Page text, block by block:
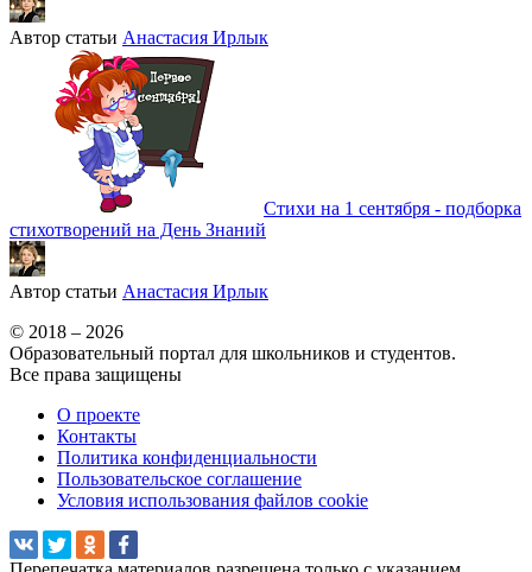
Автор статьи Анастасия Ирлык
Стихи на 1 сентября - подборка
стихотворений на День Знаний
Автор статьи Анастасия Ирлык
© 2018 – 2026
Образовательный портал для школьников и студентов.
Все права защищены
О проекте
Контакты
Политика конфиденциальности
Пользовательское соглашение
Условия использования файлов cookie